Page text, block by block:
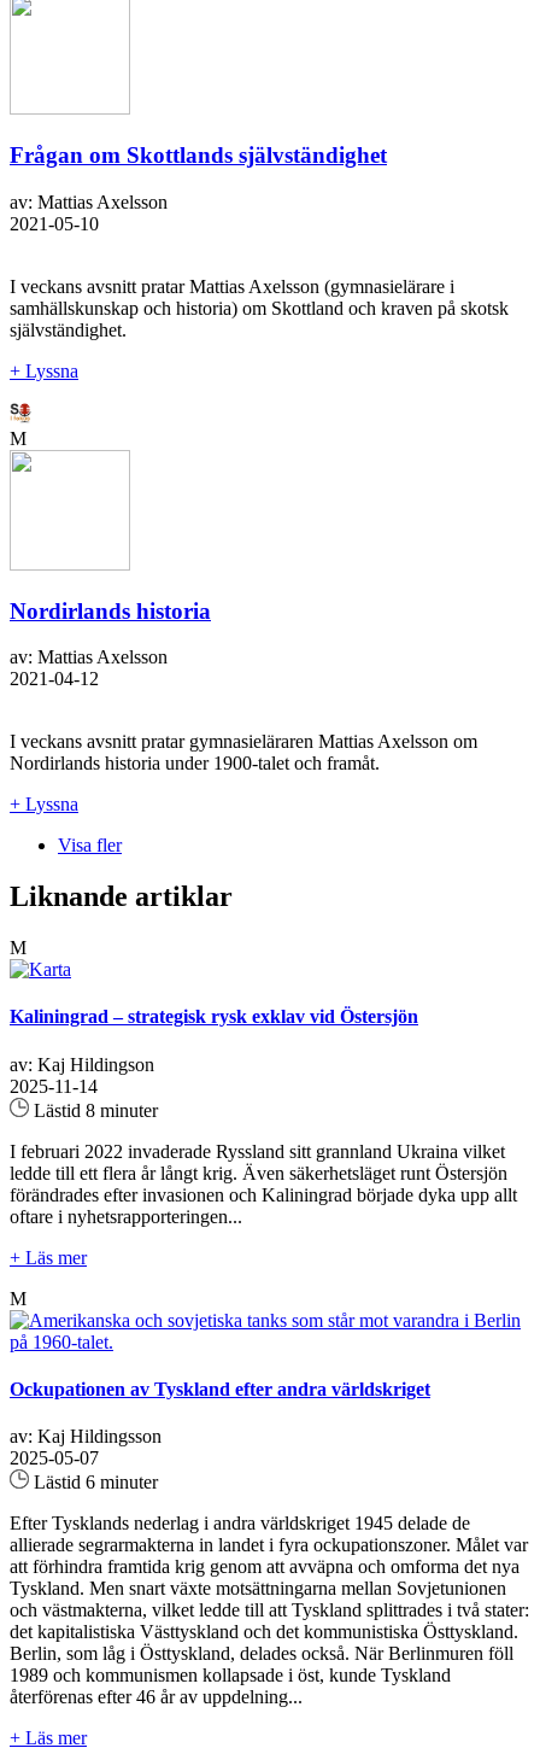
Frågan om Skottlands självständighet
av: Mattias Axelsson
2021-05-10
I veckans avsnitt pratar Mattias Axelsson (gymnasielärare i
samhällskunskap och historia) om Skottland och kraven på skotsk
självständighet.
+ Lyssna
M
Nordirlands historia
av: Mattias Axelsson
2021-04-12
I veckans avsnitt pratar gymnasieläraren Mattias Axelsson om
Nordirlands historia under 1900-talet och framåt.
+ Lyssna
Visa fler
Liknande artiklar
M
Kaliningrad – strategisk rysk exklav vid Östersjön
av: Kaj Hildingson
2025-11-14
Lästid 8 minuter
I februari 2022 invaderade Ryssland sitt grannland Ukraina vilket
ledde till ett flera år långt krig. Även säkerhetsläget runt Östersjön
förändrades efter invasionen och Kaliningrad började dyka upp allt
oftare i nyhetsrapporteringen...
+ Läs mer
M
Ockupationen av Tyskland efter andra världskriget
av: Kaj Hildingsson
2025-05-07
Lästid 6 minuter
Efter Tysklands nederlag i andra världskriget 1945 delade de
allierade segrarmakterna in landet i fyra ockupationszoner. Målet var
att förhindra framtida krig genom att avväpna och omforma det nya
Tyskland. Men snart växte motsättningarna mellan Sovjetunionen
och västmakterna, vilket ledde till att Tyskland splittrades i två stater:
det kapitalistiska Västtyskland och det kommunistiska Östtyskland.
Berlin, som låg i Östtyskland, delades också. När Berlinmuren föll
1989 och kommunismen kollapsade i öst, kunde Tyskland
återförenas efter 46 år av uppdelning...
+ Läs mer